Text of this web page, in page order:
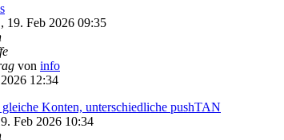
19. Feb 2026 09:35
von info
12:34
gleiche Konten, unterschiedliche pushTAN
Feb 2026 10:34